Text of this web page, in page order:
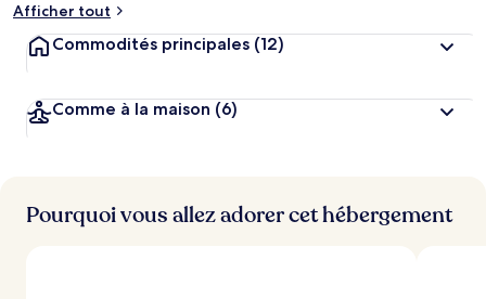
Afficher tout
Commodités principales (12)
Comme à la maison (6)
Pourquoi vous allez adorer cet hébergement